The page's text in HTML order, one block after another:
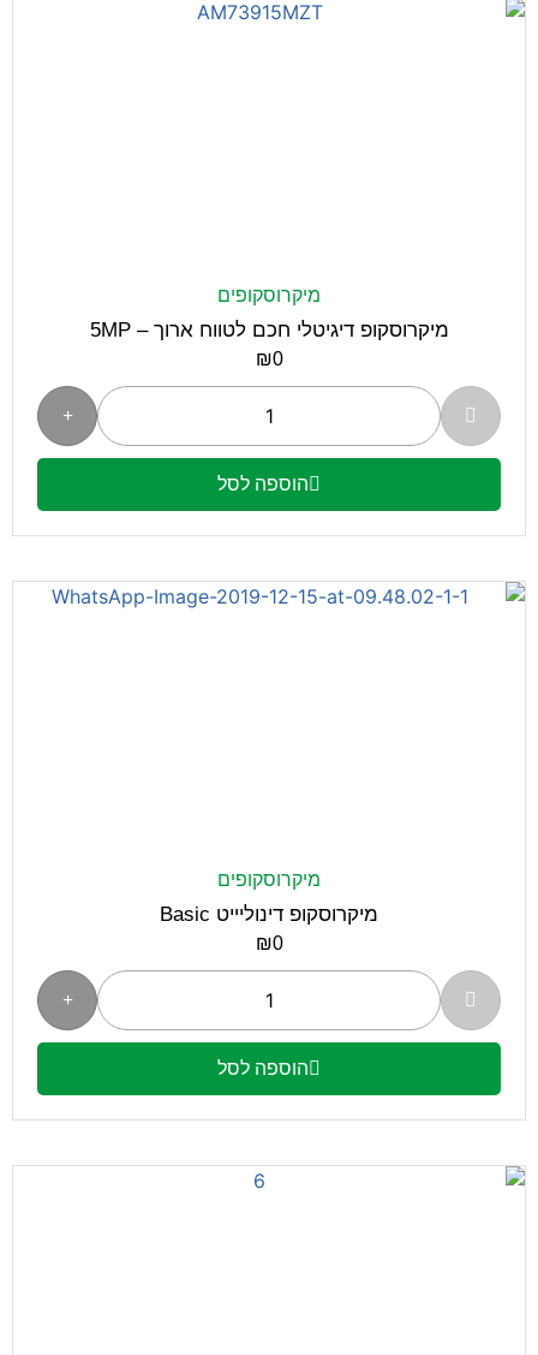
מיקרוסקופים
מיקרוסקופ דיגיטלי חכם לטווח ארוך – 5MP
₪0
הוספה לסל
מיקרוסקופים
מיקרוסקופ דינוליייט Basic
₪0
הוספה לסל